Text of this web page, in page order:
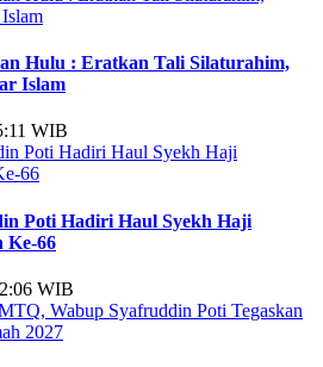
Hulu : Eratkan Tali Silaturahim,
Islam
WIB
Poti Hadiri Haul Syekh Haji
Ke-66
WIB